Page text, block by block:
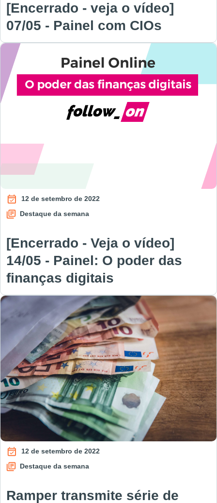
[Encerrado - veja o vídeo]
07/05 - Painel com CIOs
12 de setembro de 2022
Destaque da semana
[Encerrado - Veja o vídeo]
14/05 - Painel: O poder das
finanças digitais
12 de setembro de 2022
Destaque da semana
Ramper transmite série de